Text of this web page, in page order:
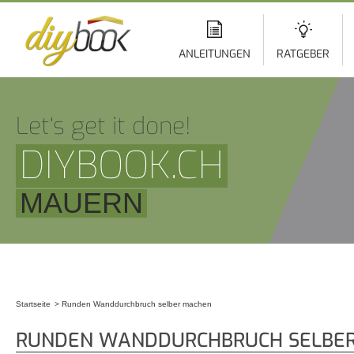
ANLEITUNGEN RATGEBER
Let‘s get it done!
DIYBOOK.CH
MAUERN
Startseite Runden Wanddurchbruch selber machen
RUNDEN WANDDURCHBRUCH